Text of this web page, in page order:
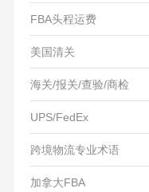
FBA头程运费
美国清关
海关/报关/查验/商检
UPS/FedEx
跨境物流专业术语
加拿大FBA